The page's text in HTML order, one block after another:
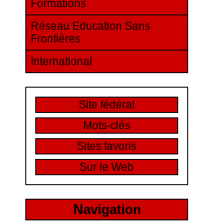
Formations
Réseau Education Sans
Frontières
International
Site fédéral
Mots-clés
Sites favoris
Sur le Web
Navigation